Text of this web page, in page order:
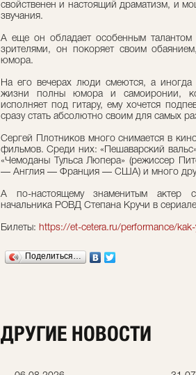
свойственен и настоящий драматизм, и
звучания.
А еще он обладает особенным
зрителями, он покоряет своим
юмора.
На его вечерах люди смеются, а
жизни полны юмора и самоиронии,
исполняет под гитару, ему хочется
сразу стать абсолютно своим для самых
Сергей Плотников много снимается в
фильмов. Среди них: «Пешаварский
«Чемоданы Тульса Люпера» (режиссер
— Англия — Франция — США) и много
А по-настоящему знаменитым актер
начальника РОВД Степана Кручи в
Билеты: https://et-cetera.ru/performance/
Поделиться…
ДРУГИЕ НОВОСТИ